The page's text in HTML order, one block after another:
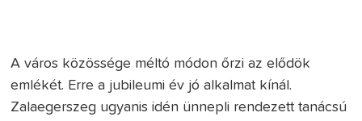
A város közössége méltó módon őrzi az elődök
emlékét. Erre a jubileumi év jó alkalmat kínál.
Zalaegerszeg ugyanis idén ünnepli rendezett tanácsú